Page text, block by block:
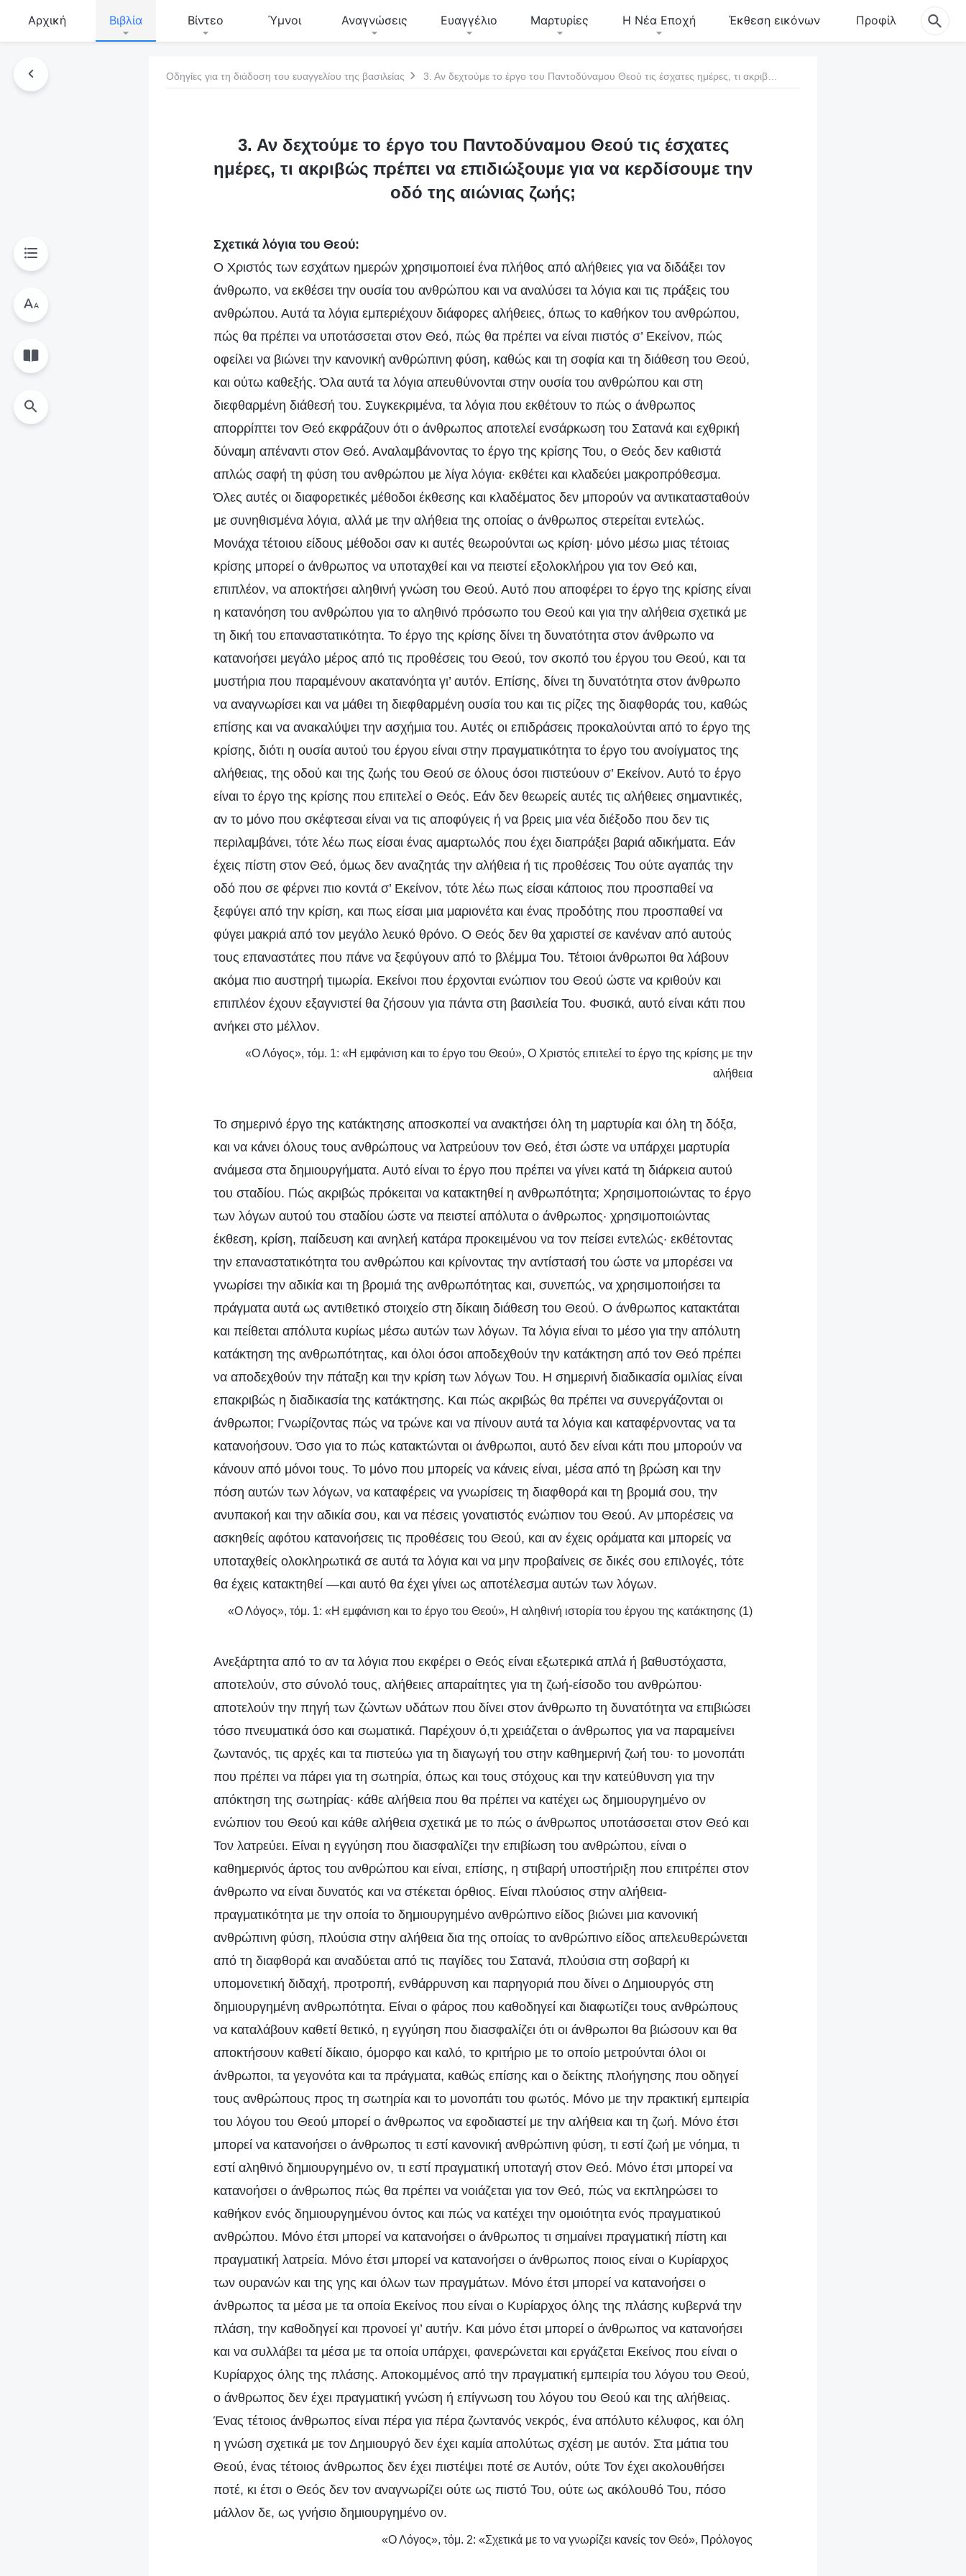
Αρχική Βιβλία Βίντεο Ύμνοι Αναγνώσεις Ευαγγέλιο Μαρτυρίες Η Νέα Εποχή Έκθεση εικόνων Προφίλ
Οδηγίες για τη διάδοση του ευαγγελίου της βασιλείας
3. Αν δεχτούμε το έργο του Παντοδύναμου Θεού τις έσχατες
ημέρες, τι ακριβώς πρέπει να επιδιώξουμε για να κερδίσουμε την
οδό της αιώνιας ζωής;
Σχετικά λόγια του Θεού:
Ο Χριστός των εσχάτων ημερών χρησιμοποιεί ένα πλήθος από αλήθειες για να διδάξει τον
άνθρωπο, να εκθέσει την ουσία του ανθρώπου και να αναλύσει τα λόγια και τις πράξεις του
ανθρώπου. Αυτά τα λόγια εμπεριέχουν διάφορες αλήθειες, όπως το καθήκον του ανθρώπου,
πώς θα πρέπει να υποτάσσεται στον Θεό, πώς θα πρέπει να είναι πιστός σ’ Εκείνον, πώς
οφείλει να βιώνει την κανονική ανθρώπινη φύση, καθώς και τη σοφία και τη διάθεση του Θεού,
και ούτω καθεξής. Όλα αυτά τα λόγια απευθύνονται στην ουσία του ανθρώπου και στη
διεφθαρμένη διάθεσή του. Συγκεκριμένα, τα λόγια που εκθέτουν το πώς ο άνθρωπος
απορρίπτει τον Θεό εκφράζουν ότι ο άνθρωπος αποτελεί ενσάρκωση του Σατανά και εχθρική
δύναμη απέναντι στον Θεό. Αναλαμβάνοντας το έργο της κρίσης Του, ο Θεός δεν καθιστά
απλώς σαφή τη φύση του ανθρώπου με λίγα λόγια· εκθέτει και κλαδεύει μακροπρόθεσμα.
Όλες αυτές οι διαφορετικές μέθοδοι έκθεσης και κλαδέματος δεν μπορούν να αντικατασταθούν
με συνηθισμένα λόγια, αλλά με την αλήθεια της οποίας ο άνθρωπος στερείται εντελώς.
Μονάχα τέτοιου είδους μέθοδοι σαν κι αυτές θεωρούνται ως κρίση· μόνο μέσω μιας τέτοιας
κρίσης μπορεί ο άνθρωπος να υποταχθεί και να πειστεί εξολοκλήρου για τον Θεό και,
επιπλέον, να αποκτήσει αληθινή γνώση του Θεού. Αυτό που αποφέρει το έργο της κρίσης είναι
η κατανόηση του ανθρώπου για το αληθινό πρόσωπο του Θεού και για την αλήθεια σχετικά με
τη δική του επαναστατικότητα. Το έργο της κρίσης δίνει τη δυνατότητα στον άνθρωπο να
κατανοήσει μεγάλο μέρος από τις προθέσεις του Θεού, τον σκοπό του έργου του Θεού, και τα
μυστήρια που παραμένουν ακατανόητα γι’ αυτόν. Επίσης, δίνει τη δυνατότητα στον άνθρωπο
να αναγνωρίσει και να μάθει τη διεφθαρμένη ουσία του και τις ρίζες της διαφθοράς του, καθώς
επίσης και να ανακαλύψει την ασχήμια του. Αυτές οι επιδράσεις προκαλούνται από το έργο της
κρίσης, διότι η ουσία αυτού του έργου είναι στην πραγματικότητα το έργο του ανοίγματος της
αλήθειας, της οδού και της ζωής του Θεού σε όλους όσοι πιστεύουν σ’ Εκείνον. Αυτό το έργο
είναι το έργο της κρίσης που επιτελεί ο Θεός. Εάν δεν θεωρείς αυτές τις αλήθειες σημαντικές,
αν το μόνο που σκέφτεσαι είναι να τις αποφύγεις ή να βρεις μια νέα διέξοδο που δεν τις
περιλαμβάνει, τότε λέω πως είσαι ένας αμαρτωλός που έχει διαπράξει βαριά αδικήματα. Εάν
έχεις πίστη στον Θεό, όμως δεν αναζητάς την αλήθεια ή τις προθέσεις Του ούτε αγαπάς την
οδό που σε φέρνει πιο κοντά σ’ Εκείνον, τότε λέω πως είσαι κάποιος που προσπαθεί να
ξεφύγει από την κρίση, και πως είσαι μια μαριονέτα και ένας προδότης που προσπαθεί να
φύγει μακριά από τον μεγάλο λευκό θρόνο. Ο Θεός δεν θα χαριστεί σε κανέναν από αυτούς
τους επαναστάτες που πάνε να ξεφύγουν από το βλέμμα Του. Τέτοιοι άνθρωποι θα λάβουν
ακόμα πιο αυστηρή τιμωρία. Εκείνοι που έρχονται ενώπιον του Θεού ώστε να κριθούν και
επιπλέον έχουν εξαγνιστεί θα ζήσουν για πάντα στη βασιλεία Του. Φυσικά, αυτό είναι κάτι που
ανήκει στο μέλλον.
«Ο Λόγος», τόμ. 1: «Η εμφάνιση και το έργο του Θεού», Ο Χριστός επιτελεί το έργο της κρίσης με την
αλήθεια
Το σημερινό έργο της κατάκτησης αποσκοπεί να ανακτήσει όλη τη μαρτυρία και όλη τη δόξα,
και να κάνει όλους τους ανθρώπους να λατρεύουν τον Θεό, έτσι ώστε να υπάρχει μαρτυρία
ανάμεσα στα δημιουργήματα. Αυτό είναι το έργο που πρέπει να γίνει κατά τη διάρκεια αυτού
του σταδίου. Πώς ακριβώς πρόκειται να κατακτηθεί η ανθρωπότητα; Χρησιμοποιώντας το έργο
των λόγων αυτού του σταδίου ώστε να πειστεί απόλυτα ο άνθρωπος· χρησιμοποιώντας
έκθεση, κρίση, παίδευση και ανηλεή κατάρα προκειμένου να τον πείσει εντελώς· εκθέτοντας
την επαναστατικότητα του ανθρώπου και κρίνοντας την αντίστασή του ώστε να μπορέσει να
γνωρίσει την αδικία και τη βρομιά της ανθρωπότητας και, συνεπώς, να χρησιμοποιήσει τα
πράγματα αυτά ως αντιθετικό στοιχείο στη δίκαιη διάθεση του Θεού. Ο άνθρωπος κατακτάται
και πείθεται απόλυτα κυρίως μέσω αυτών των λόγων. Τα λόγια είναι το μέσο για την απόλυτη
κατάκτηση της ανθρωπότητας, και όλοι όσοι αποδεχθούν την κατάκτηση από τον Θεό πρέπει
να αποδεχθούν την πάταξη και την κρίση των λόγων Του. Η σημερινή διαδικασία ομιλίας είναι
επακριβώς η διαδικασία της κατάκτησης. Και πώς ακριβώς θα πρέπει να συνεργάζονται οι
άνθρωποι; Γνωρίζοντας πώς να τρώνε και να πίνουν αυτά τα λόγια και καταφέρνοντας να τα
κατανοήσουν. Όσο για το πώς κατακτώνται οι άνθρωποι, αυτό δεν είναι κάτι που μπορούν να
κάνουν από μόνοι τους. Το μόνο που μπορείς να κάνεις είναι, μέσα από τη βρώση και την
πόση αυτών των λόγων, να καταφέρεις να γνωρίσεις τη διαφθορά και τη βρομιά σου, την
ανυπακοή και την αδικία σου, και να πέσεις γονατιστός ενώπιον του Θεού. Αν μπορέσεις να
ασκηθείς αφότου κατανοήσεις τις προθέσεις του Θεού, και αν έχεις οράματα και μπορείς να
υποταχθείς ολοκληρωτικά σε αυτά τα λόγια και να μην προβαίνεις σε δικές σου επιλογές, τότε
θα έχεις κατακτηθεί —και αυτό θα έχει γίνει ως αποτέλεσμα αυτών των λόγων.
«Ο Λόγος», τόμ. 1: «Η εμφάνιση και το έργο του Θεού», Η αληθινή ιστορία του έργου της κατάκτησης (1)
Ανεξάρτητα από το αν τα λόγια που εκφέρει ο Θεός είναι εξωτερικά απλά ή βαθυστόχαστα,
αποτελούν, στο σύνολό τους, αλήθειες απαραίτητες για τη ζωή-είσοδο του ανθρώπου·
αποτελούν την πηγή των ζώντων υδάτων που δίνει στον άνθρωπο τη δυνατότητα να επιβιώσει
τόσο πνευματικά όσο και σωματικά. Παρέχουν ό,τι χρειάζεται ο άνθρωπος για να παραμείνει
ζωντανός, τις αρχές και τα πιστεύω για τη διαγωγή του στην καθημερινή ζωή του· το μονοπάτι
που πρέπει να πάρει για τη σωτηρία, όπως και τους στόχους και την κατεύθυνση για την
απόκτηση της σωτηρίας· κάθε αλήθεια που θα πρέπει να κατέχει ως δημιουργημένο ον
ενώπιον του Θεού και κάθε αλήθεια σχετικά με το πώς ο άνθρωπος υποτάσσεται στον Θεό και
Τον λατρεύει. Είναι η εγγύηση που διασφαλίζει την επιβίωση του ανθρώπου, είναι ο
καθημερινός άρτος του ανθρώπου και είναι, επίσης, η στιβαρή υποστήριξη που επιτρέπει στον
άνθρωπο να είναι δυνατός και να στέκεται όρθιος. Είναι πλούσιος στην αλήθεια-
πραγματικότητα με την οποία το δημιουργημένο ανθρώπινο είδος βιώνει μια κανονική
ανθρώπινη φύση, πλούσια στην αλήθεια δια της οποίας το ανθρώπινο είδος απελευθερώνεται
από τη διαφθορά και αναδύεται από τις παγίδες του Σατανά, πλούσια στη σοβαρή κι
υπομονετική διδαχή, προτροπή, ενθάρρυνση και παρηγοριά που δίνει ο Δημιουργός στη
δημιουργημένη ανθρωπότητα. Είναι ο φάρος που καθοδηγεί και διαφωτίζει τους ανθρώπους
να καταλάβουν καθετί θετικό, η εγγύηση που διασφαλίζει ότι οι άνθρωποι θα βιώσουν και θα
αποκτήσουν καθετί δίκαιο, όμορφο και καλό, το κριτήριο με το οποίο μετρούνται όλοι οι
άνθρωποι, τα γεγονότα και τα πράγματα, καθώς επίσης και ο δείκτης πλοήγησης που οδηγεί
τους ανθρώπους προς τη σωτηρία και το μονοπάτι του φωτός. Μόνο με την πρακτική εμπειρία
του λόγου του Θεού μπορεί ο άνθρωπος να εφοδιαστεί με την αλήθεια και τη ζωή. Μόνο έτσι
μπορεί να κατανοήσει ο άνθρωπος τι εστί κανονική ανθρώπινη φύση, τι εστί ζωή με νόημα, τι
εστί αληθινό δημιουργημένο ον, τι εστί πραγματική υποταγή στον Θεό. Μόνο έτσι μπορεί να
κατανοήσει ο άνθρωπος πώς θα πρέπει να νοιάζεται για τον Θεό, πώς να εκπληρώσει το
καθήκον ενός δημιουργημένου όντος και πώς να κατέχει την ομοιότητα ενός πραγματικού
ανθρώπου. Μόνο έτσι μπορεί να κατανοήσει ο άνθρωπος τι σημαίνει πραγματική πίστη και
πραγματική λατρεία. Μόνο έτσι μπορεί να κατανοήσει ο άνθρωπος ποιος είναι ο Κυρίαρχος
των ουρανών και της γης και όλων των πραγμάτων. Μόνο έτσι μπορεί να κατανοήσει ο
άνθρωπος τα μέσα με τα οποία Εκείνος που είναι ο Κυρίαρχος όλης της πλάσης κυβερνά την
πλάση, την καθοδηγεί και προνοεί γι’ αυτήν. Και μόνο έτσι μπορεί ο άνθρωπος να κατανοήσει
και να συλλάβει τα μέσα με τα οποία υπάρχει, φανερώνεται και εργάζεται Εκείνος που είναι ο
Κυρίαρχος όλης της πλάσης. Αποκομμένος από την πραγματική εμπειρία του λόγου του Θεού,
ο άνθρωπος δεν έχει πραγματική γνώση ή επίγνωση του λόγου του Θεού και της αλήθειας.
Ένας τέτοιος άνθρωπος είναι πέρα για πέρα ζωντανός νεκρός, ένα απόλυτο κέλυφος, και όλη
η γνώση σχετικά με τον Δημιουργό δεν έχει καμία απολύτως σχέση με αυτόν. Στα μάτια του
Θεού, ένας τέτοιος άνθρωπος δεν έχει πιστέψει ποτέ σε Αυτόν, ούτε Τον έχει ακολουθήσει
ποτέ, κι έτσι ο Θεός δεν τον αναγνωρίζει ούτε ως πιστό Του, ούτε ως ακόλουθό Του, πόσο
μάλλον δε, ως γνήσιο δημιουργημένο ον.
«Ο Λόγος», τόμ. 2: «Σχετικά με το να γνωρίζει κανείς τον Θεό», Πρόλογος